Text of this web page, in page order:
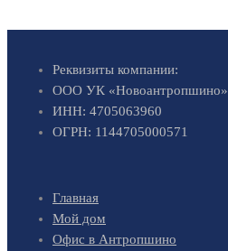
Реквизиты компании:
ООО УК «Новоантропшино»
ИНН: 4705063960
ОГРН: 1144705000571
Главная
Мой дом
Офис в Антропшино